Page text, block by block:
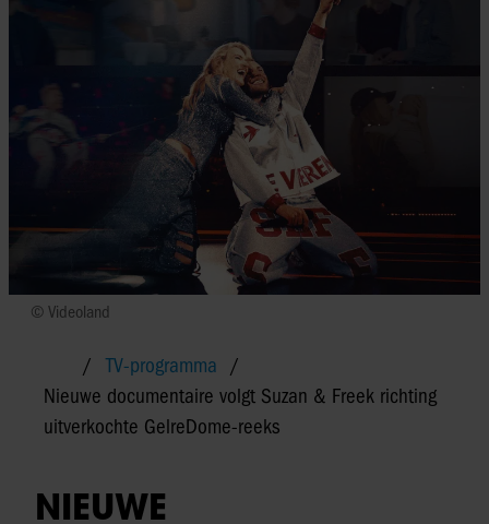
© Videoland
TV-programma
Nieuwe documentaire volgt Suzan & Freek richting
uitverkochte GelreDome-reeks
NIEUWE